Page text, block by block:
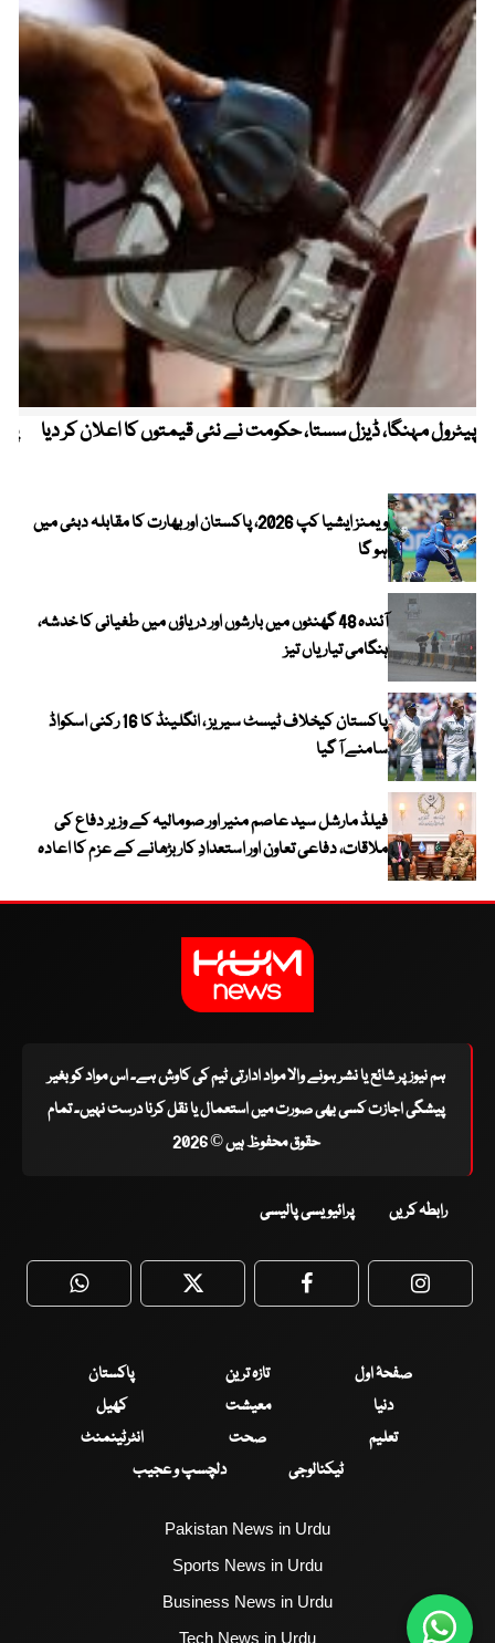
پیٹرول مہنگا، ڈیزل سستا، حکومت نے نئی قیمتوں کا اعلان کر دیا
ویمنز ایشیا کپ 2026، پاکستان اور بھارت کا مقابلہ دبئی میں
ہو گا
آئندہ 48 گھنٹوں میں بارشوں اور دریاؤں میں طغیانی کا خدشہ،
ہنگامی تیاریاں تیز
پاکستان کیخلاف ٹیسٹ سیریز ، انگلینڈ کا 16 رکنی اسکواڈ
سامنے آ گیا
فیلڈ مارشل سید عاصم منیر اور صومالیہ کے وزیر دفاع کی
ملاقات، دفاعی تعاون اور استعدادِ کار بڑھانے کے عزم کا اعادہ
ہم نیوز پر شائع یا نشر ہونے والا مواد ادارتی ٹیم کی کاوش ہے۔ اس مواد کو بغیر
پیشگی اجازت کسی بھی صورت میں استعمال یا نقل کرنا درست نہیں۔ تمام
حقوق محفوظ ہیں © 2026
رابطہ کریں پرائیویسی پالیسی
WhatsApp Twitter Facebook
صفحۂ اول تازہ ترین
پاکستان
دنیا
معیشت
کھیل
تعلیم
صحت
انٹرٹینمنٹ
ٹیکنالوجی
دلچسپ و عجیب
Pakistan News in Urdu
Sports News in Urdu
Business News in Urdu
Tech News in Urdu